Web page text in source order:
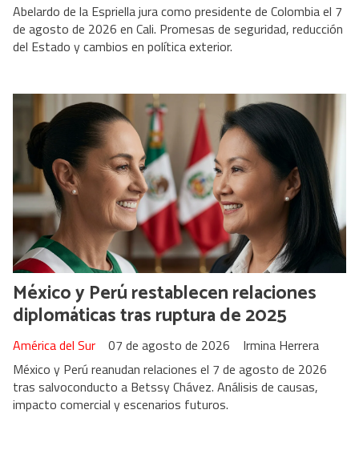
Abelardo de la Espriella jura como presidente de Colombia el 7
de agosto de 2026 en Cali. Promesas de seguridad, reducción
del Estado y cambios en política exterior.
México y Perú restablecen relaciones
diplomáticas tras ruptura de 2025
Irmina Herrera
América del Sur
07 de agosto de 2026
México y Perú reanudan relaciones el 7 de agosto de 2026
tras salvoconducto a Betssy Chávez. Análisis de causas,
impacto comercial y escenarios futuros.